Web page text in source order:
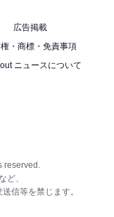
広告掲載
・商標・免責事項
ニュースについて
reserved.
ど、
信等を禁じます。